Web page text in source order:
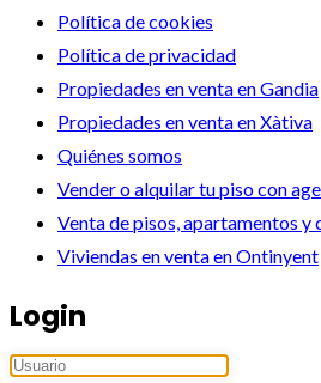
Política de cookies
Política de privacidad
Propiedades en venta en Gandia
Propiedades en venta en Xàtiva
Quiénes somos
Vender o alquilar tu piso con
Venta de pisos, apartamentos y
Viviendas en venta en Ontinyent
Login